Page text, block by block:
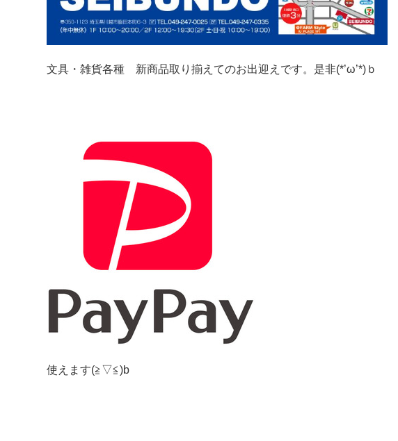
文具・雑貨各種 新商品取り揃えてのお出迎えです。是非(*’ω’*)ｂ
使えます(≧▽≦)b